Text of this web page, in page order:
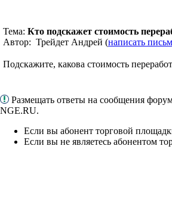
Тема: Кто подскажет стоимость
Автор: Трейдет Андрей (написать
Подскажите, какова стоимость
Размещать ответы на сообщения
NGE.RU.
Если вы абонент торговой
Если вы не являетесь абонентом